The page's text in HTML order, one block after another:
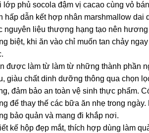
lớp phủ socola đậm vị cacao cùng vỏ
hấp dẫn kết hợp nhân marshmallow dai
nguyên liệu thượng hạng tạo nên hương
biệt, khi ăn vào chỉ muốn tan chảy
được làm từ làm từ những thành phần
giàu chất dinh dưỡng thông qua chọn
đảm bảo an toàn vệ sinh thực phẩm.
để thay thế các bữa ăn nhẹ trong ngày.
bảo quản và mang đi khắp nơi.
kế hộp đẹp mắt, thích hợp dùng làm